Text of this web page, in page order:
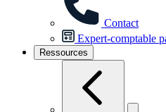
Contact
Expert-comptable
Ressources